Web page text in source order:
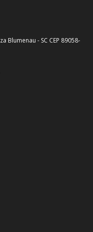
Blumenau - SC CEP 89058-